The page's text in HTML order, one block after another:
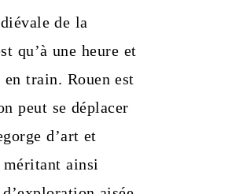
de la
qu’à une heure et
train. Rouen est
peut se déplacer
d’art et
méritant ainsi